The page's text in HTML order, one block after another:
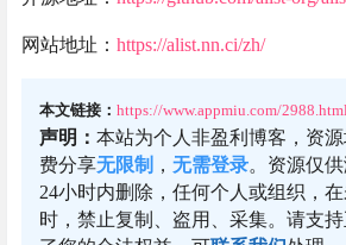
网站地址： https://alist.nn.ci/zh/
本文链接： https://www.appmiu.com/2988.html
声明： 本站为个人非盈利博客，资
费分享无限制 ， 无需登录。资源仅
24小时内删除，任何个人或组织，
时，禁止复制、盗用、采集。请支